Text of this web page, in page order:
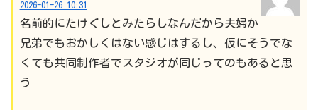
2026-01-26 10:31
名前的にたけぐしとみたらしなんだから夫婦か
兄弟でもおかしくはない感じはするし、仮にそうでな
くても共同制作者でスタジオが同じってのもあると思
う